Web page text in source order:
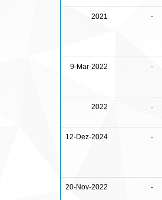
2021 -
9-Mar-2022 -
2022 -
12-Dez-2024 -
20-Nov-2022 -